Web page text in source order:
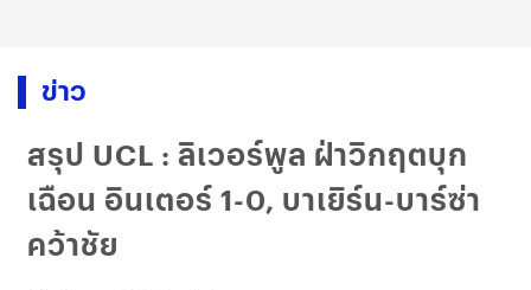
ข่าว
สรุป UCL : ลิเวอร์พูล ฝ่าวิกฤตบุก
เฉือน อินเตอร์ 1-0, บาเยิร์น-บาร์ซ่า
คว้าชัย